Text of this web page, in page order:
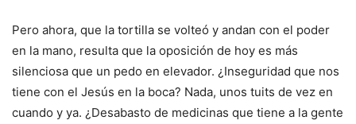
Pero ahora, que la tortilla se volteó y andan con el poder
en la mano, resulta que la oposición de hoy es más
silenciosa que un pedo en elevador. ¿Inseguridad que nos
tiene con el Jesús en la boca? Nada, unos tuits de vez en
cuando y ya. ¿Desabasto de medicinas que tiene a la gente